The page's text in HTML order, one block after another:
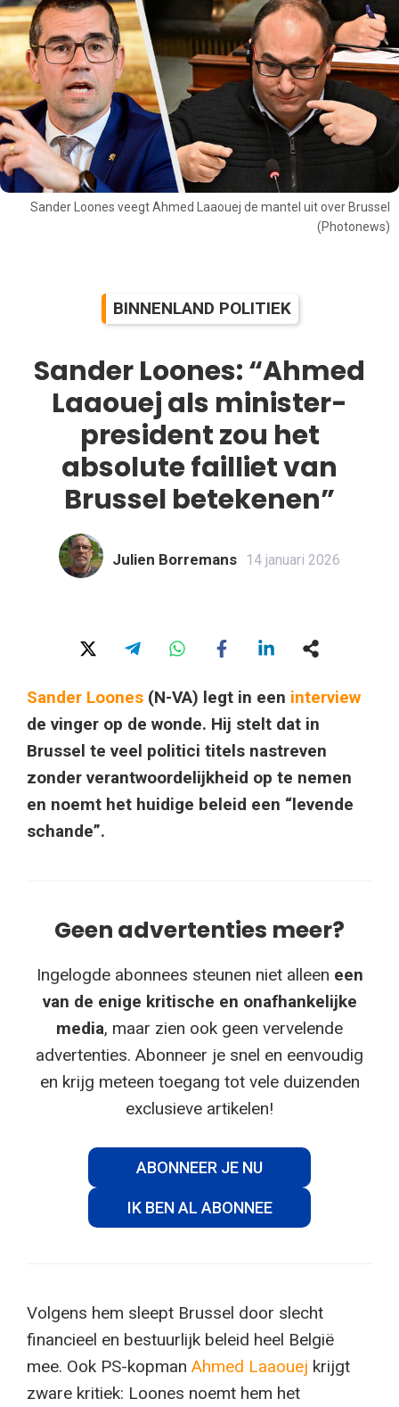
Sander Loones veegt Ahmed Laaouej de mantel uit over Brussel
(Photonews)
BINNENLAND POLITIEK
Sander Loones: “Ahmed
Laaouej als minister-
president zou het
absolute failliet van
Brussel betekenen”
Julien Borremans 14 januari 2026
Sander Loones (N-VA) legt in een interview
de vinger op de wonde. Hij stelt dat in
Brussel te veel politici titels nastreven
zonder verantwoordelijkheid op te nemen
en noemt het huidige beleid een “levende
schande”.
Geen advertenties meer?
Ingelogde abonnees steunen niet alleen een
van de enige kritische en onafhankelijke
media, maar zien ook geen vervelende
advertenties. Abonneer je snel en eenvoudig
en krijg meteen toegang tot vele duizenden
exclusieve artikelen!
ABONNEER JE NU
IK BEN AL ABONNEE
Volgens hem sleept Brussel door slecht
financieel en bestuurlijk beleid heel België
mee. Ook PS-kopman Ahmed Laaouej krijgt
zware kritiek: Loones noemt hem het